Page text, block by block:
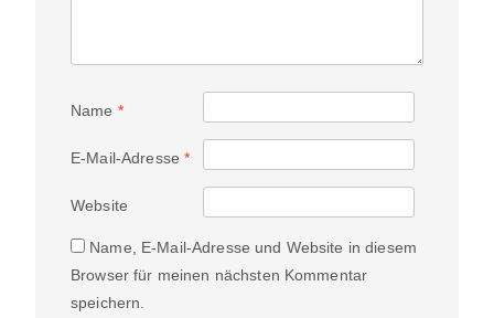
Name *
E-Mail-Adresse*
Website
Name, E-Mail-Adresse und Website in diesem
Browser für meinen nächsten Kommentar
speichern.